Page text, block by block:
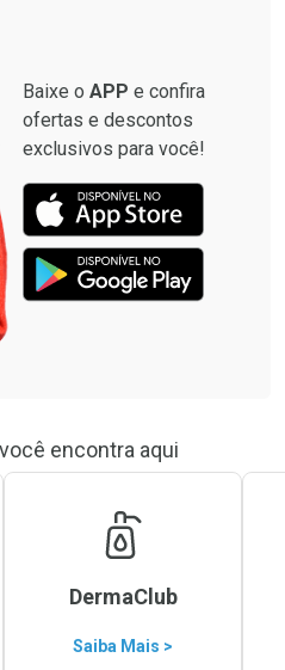
Baixe o APP e confira
ofertas e descontos
exclusivos para você!
encontra aqui
DermaClub
Saiba Mais >